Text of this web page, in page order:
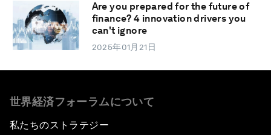
Are you prepared for the future of
finance? 4 innovation drivers you
can't ignore
2025年01月21日
世界経済フォーラムについて
私たちのストラテジー